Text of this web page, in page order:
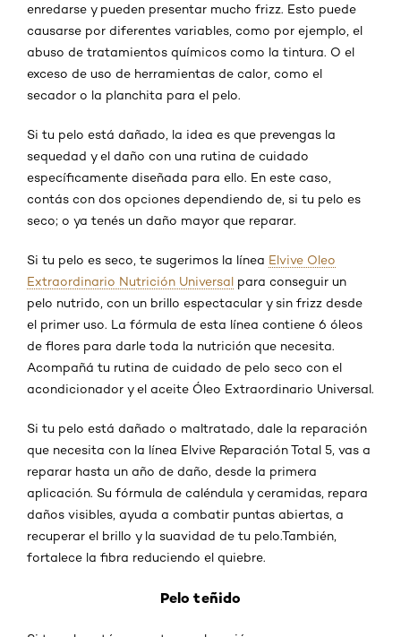
enredarse y pueden presentar mucho frizz. Esto puede
causarse por diferentes variables, como por ejemplo, el
abuso de tratamientos químicos como la tintura. O el
exceso de uso de herramientas de calor, como el
secador o la planchita para el pelo.
Si tu pelo está dañado, la idea es que prevengas la
sequedad y el daño con una rutina de cuidado
específicamente diseñada para ello. En este caso,
contás con dos opciones dependiendo de, si tu pelo es
seco; o ya tenés un daño mayor que reparar.
Si tu pelo es seco, te sugerimos la línea Elvive Oleo
Extraordinario Nutrición Universal para conseguir un
pelo nutrido, con un brillo espectacular y sin frizz desde
el primer uso. La fórmula de esta línea contiene 6 óleos
de flores para darle toda la nutrición que necesita.
Acompañá tu rutina de cuidado de pelo seco con el
acondicionador y el aceite Óleo Extraordinario Universal.
Si tu pelo está dañado o maltratado, dale la reparación
que necesita con la línea Elvive Reparación Total 5, vas a
reparar hasta un año de daño, desde la primera
aplicación. Su fórmula de caléndula y ceramidas, repara
daños visibles, ayuda a combatir puntas abiertas, a
recuperar el brillo y la suavidad de tu pelo.También,
fortalece la fibra reduciendo el quiebre.
Pelo teñido